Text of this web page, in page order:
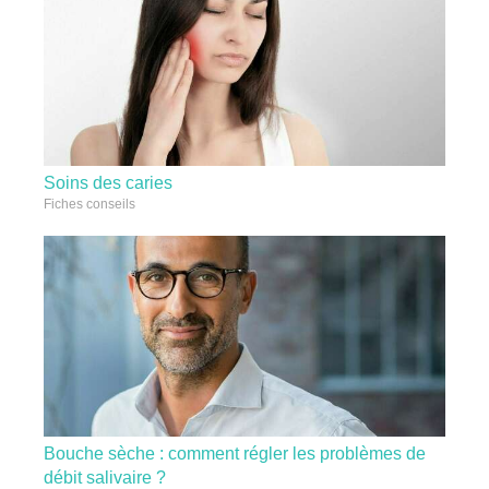
Soins des caries
Fiches conseils
Bouche sèche : comment régler les problèmes de
débit salivaire ?